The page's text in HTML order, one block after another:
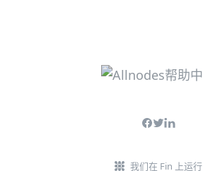
我们在 Fin 上运行